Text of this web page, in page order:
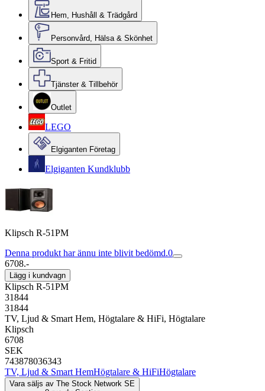
Hem, Hushåll & Trädgård
Personvård, Hälsa & Skönhet
Sport & Fritid
Tjänster & Tillbehör
Outlet
LEGO
Elgiganten Företag
Elgiganten Kundklubb
Klipsch R-51PM
Denna produkt har ännu inte blivit bedömd.0
6708.-
Lägg i kundvagn
Klipsch R-51PM
31844
31844
TV, Ljud & Smart Hem, Högtalare & HiFi, Högtalare
Klipsch
6708
SEK
743878036343
TV, Ljud & Smart HemHögtalare & HiFiHögtalare
Vara säljs av The Stock Network SE